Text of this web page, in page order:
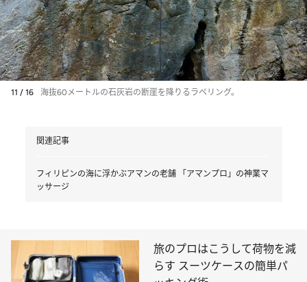
11 / 16 海抜60メートルの石灰岩の断崖を降りるラペリング。
関連記事
フィリピンの海に浮かぶアマンの老舗 「アマンプロ」の神業マ
ッサージ
旅のプロはこうして荷物を減
らす スーツケースの簡単パ